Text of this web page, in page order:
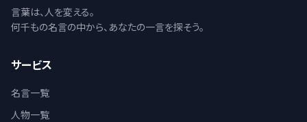
言葉は、人を変える。
何千もの名言の中から、あなたの一言を探そう。
サービス
名言一覧
人物一覧